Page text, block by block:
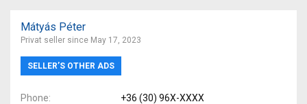
Mátyás Péter
Privat seller since May 17, 2023
SELLER’S OTHER ADS
Phone
+36 (30) 96X-XXXX